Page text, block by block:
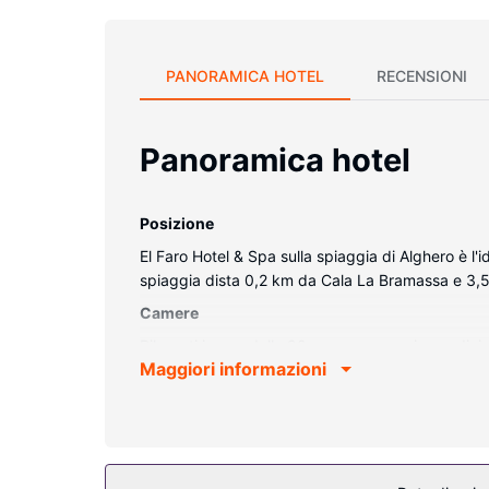
PANORAMICA HOTEL RECENSIONI
Panoramica hotel
Posizione
El Faro Hotel & Spa sulla spiaggia di Alghero è
spiaggia dista 0,2 km da Cala La Bramassa e
Camere
mentre la TV con canali via satellite è l'ideale
un'ampia gamma di servizi, che include 2
Maggiori informazioni